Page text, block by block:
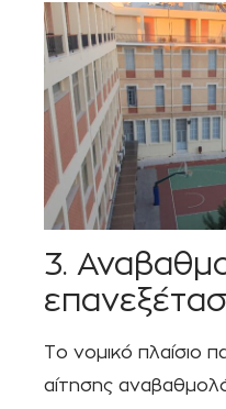
3.
Το νομικό πλαίσιο
αίτησης